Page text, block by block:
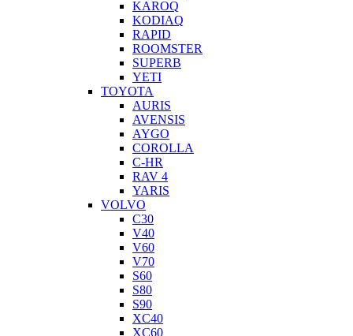
KAROQ
KODIAQ
RAPID
ROOMSTER
SUPERB
YETI
TOYOTA
AURIS
AVENSIS
AYGO
COROLLA
C-HR
RAV 4
YARIS
VOLVO
C30
V40
V60
V70
S60
S80
S90
XC40
XC60